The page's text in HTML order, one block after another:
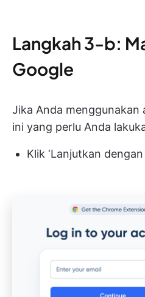
Langkah 3-b:
Google
Jika Anda menggunakan
ini yang perlu Anda
Klik ‘Lanjutkan dengan